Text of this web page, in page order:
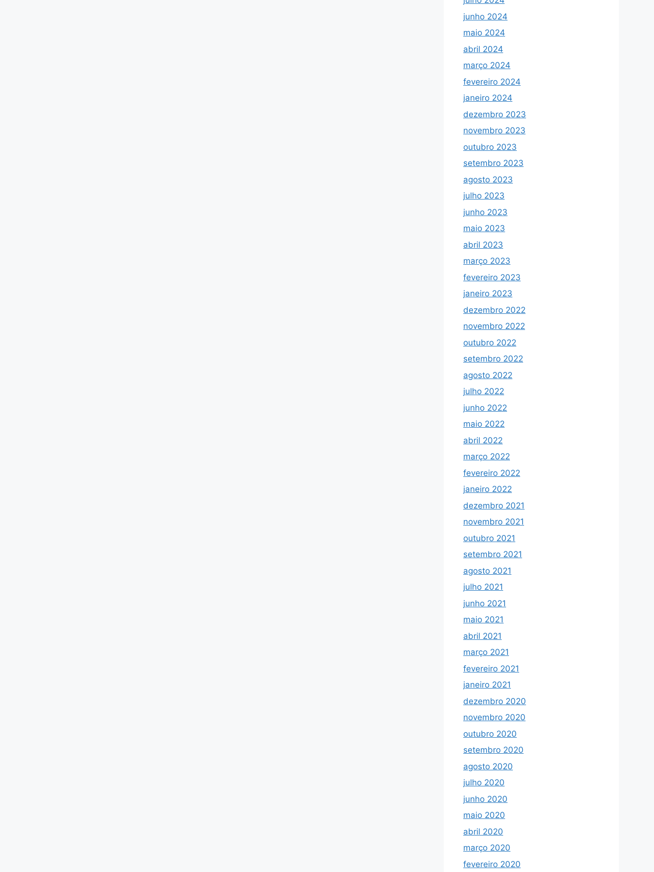
junho 2024
maio 2024
abril 2024
março 2024
fevereiro 2024
janeiro 2024
dezembro 2023
novembro 2023
outubro 2023
setembro 2023
agosto 2023
julho 2023
junho 2023
maio 2023
abril 2023
março 2023
fevereiro 2023
janeiro 2023
dezembro 2022
novembro 2022
outubro 2022
setembro 2022
agosto 2022
julho 2022
junho 2022
maio 2022
abril 2022
março 2022
fevereiro 2022
janeiro 2022
dezembro 2021
novembro 2021
outubro 2021
setembro 2021
agosto 2021
julho 2021
junho 2021
maio 2021
abril 2021
março 2021
fevereiro 2021
janeiro 2021
dezembro 2020
novembro 2020
outubro 2020
setembro 2020
agosto 2020
julho 2020
junho 2020
maio 2020
abril 2020
março 2020
fevereiro 2020